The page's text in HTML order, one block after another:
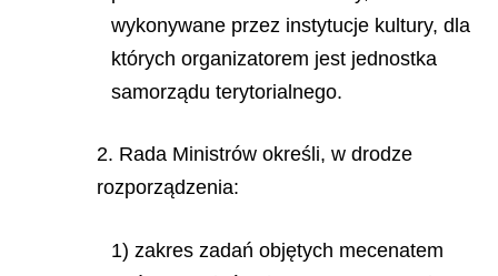
wykonywane przez instytucje kultury, dla
których organizatorem jest jednostka
samorządu terytorialnego.
2. Rada Ministrów określi, w drodze
rozporządzenia:
1) zakres zadań objętych mecenatem